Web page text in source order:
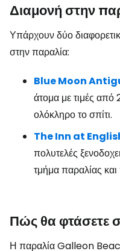
Διαμονή στην
Υπάρχουν δύο
στην παραλία:
Blue Moon
άτομα με τιμές από
ολόκληρο το σπίτι.
The Inn at
πολυτελές
τμήμα παραλίας και
Πώς θα φτάσετε
Η παραλία Galleon